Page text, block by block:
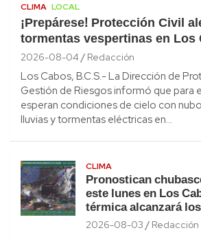
CLIMA LOCAL
¡Prepárese! Protección Civil
tormentas vespertinas en Los
2026-08-04 Redacción
Los Cabos, B.C.S.- La Dirección de
Gestión de Riesgos informó que para
esperan condiciones de cielo con
lluvias y tormentas eléctricas en…
CLIMA
Pronostican
este lunes en Los
térmica alcanzará
2026-08-03 Redacción